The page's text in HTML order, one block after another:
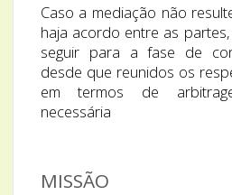
Caso a mediação não
haja acordo entre as
seguir para a fase de
desde que reunidos os
em termos de
necessária
MISSÃO